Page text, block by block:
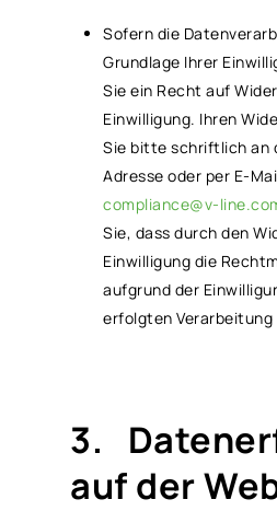
Sofern die
Grundlage Ihrer
Sie ein Recht auf
Einwilligung. Ihren
Sie bitte schriftlich an
Adresse oder per E-
compliance@v-
Sie, dass durch den
Einwilligung die
aufgrund der
erfolgten
3.
auf der